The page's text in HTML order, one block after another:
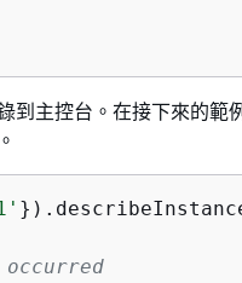
到主控台。在接下來的範